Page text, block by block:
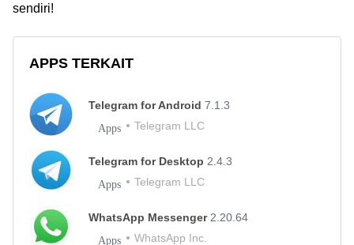
sendiri!
APPS TERKAIT
Telegram for Android 7.1.3
Apps Telegram LLC
Telegram for Desktop 2.4.3
Apps Telegram LLC
WhatsApp Messenger 2.20.64
Apps WhatsApp Inc.